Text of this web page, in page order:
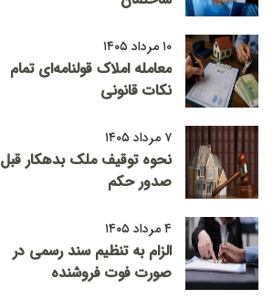
۱۰ مرداد ۱۴۰۵
معامله املاک قولنامه‌ای تمام
نکات قانونی
۷ مرداد ۱۴۰۵
نحوه توقیف ملک بدهکار قبل
صدور حکم
۴ مرداد ۱۴۰۵
الزام به تنظیم سند رسمی در
صورت فوت فروشنده